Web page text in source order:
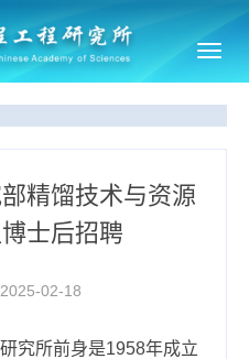
精馏技术与资源
士后招聘
02-18
究所前身是1958年成立